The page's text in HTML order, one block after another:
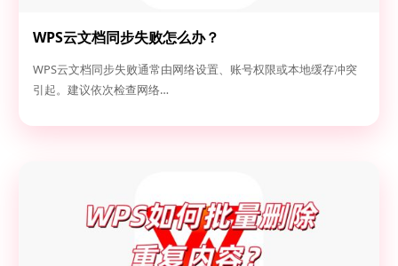
WPS云文档同步失败怎么办？
WPS云文档同步失败通常由网络设置、账号权限或本地缓存冲突
引起。建议依次检查网络…